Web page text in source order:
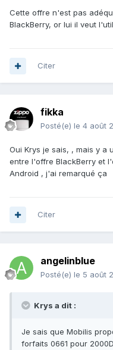
Cette offre n'est pas
BlackBerry, or lui il veut
Citer
fikka
Posté(e) le 4 août
Oui Krys je sais, , mais y a
entre l'offre BlackBerry et
Android , j'ai remarqué ça
Citer
angelinblue
Posté(e) le 5 août
Krys a dit :
Je sais que Mobilis
forfaits 0661 pour